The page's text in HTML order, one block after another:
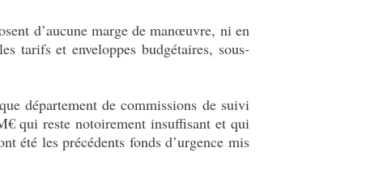
d’aucune marge de manœuvre, ni en
tarifs et enveloppes budgétaires, sous-
département de commissions de suivi
qui reste notoirement insuffisant et qui
été les précédents fonds d’urgence mis